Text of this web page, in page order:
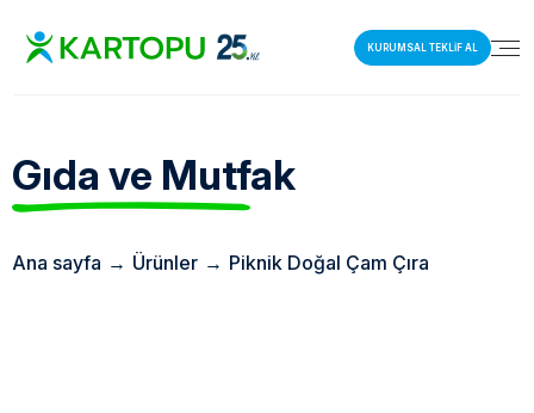
KURUMSAL TEKLİF AL
Gıda ve Mutfak
Ana sayfa → Ürünler → Piknik Doğal Çam Çıra